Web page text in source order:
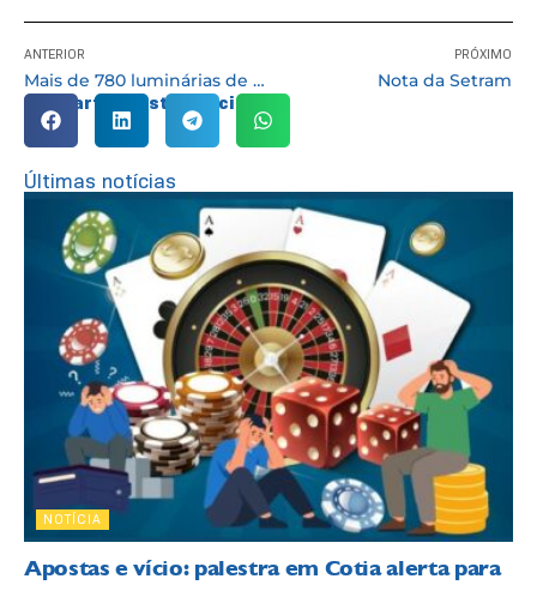
ANTERIOR
Mais de 780 luminárias de LED serão implantadas em nova etapa do ‘Ilumina Cotia’
PRÓXIMO
Nota da Setram
Compartilhe esta notícia:
Últimas notícias
NOTÍCIA
Apostas e vício: palestra em Cotia alerta para